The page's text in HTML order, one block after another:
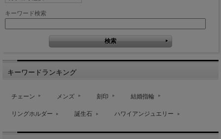
キーワード検索
キーワードランキング
チェーン メンズ 刻印 結婚指輪
リングホルダー 誕生石 ハワイアンジュエリー